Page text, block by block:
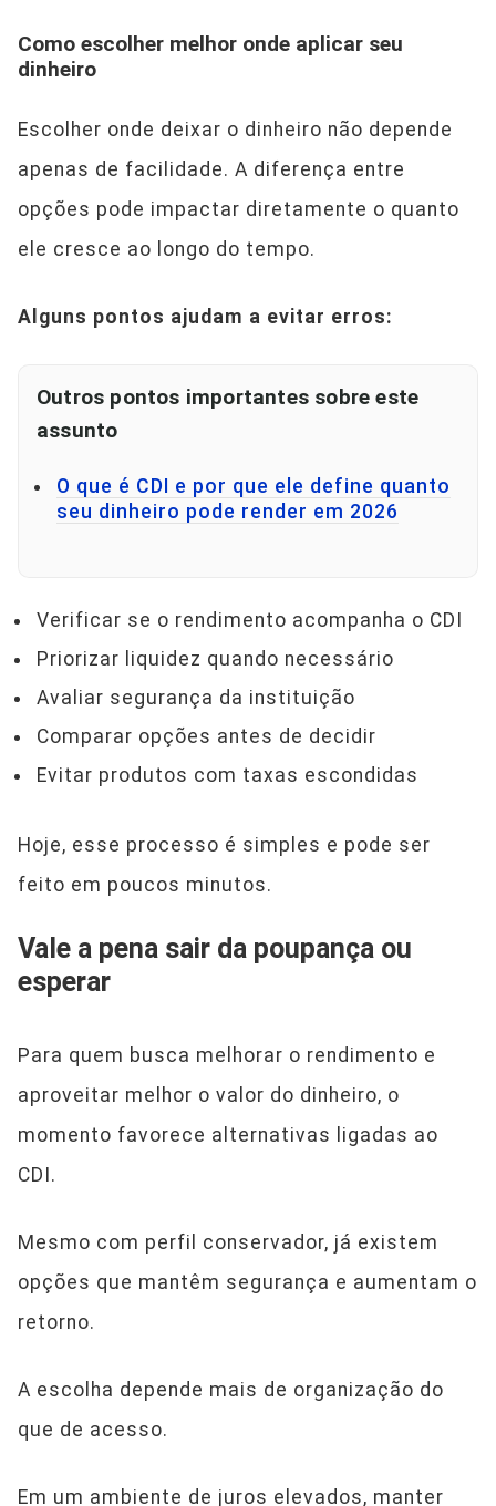
Como escolher melhor onde aplicar seu
dinheiro
Escolher onde deixar o dinheiro não depende
apenas de facilidade. A diferença entre
opções pode impactar diretamente o quanto
ele cresce ao longo do tempo.
Alguns pontos ajudam a evitar erros:
Outros pontos importantes sobre este
assunto
O que é CDI e por que ele define quanto
seu dinheiro pode render em 2026
Verificar se o rendimento acompanha o CDI
Priorizar liquidez quando necessário
Avaliar segurança da instituição
Comparar opções antes de decidir
Evitar produtos com taxas escondidas
Hoje, esse processo é simples e pode ser
feito em poucos minutos.
Vale a pena sair da poupança ou
esperar
Para quem busca melhorar o rendimento e
aproveitar melhor o valor do dinheiro, o
momento favorece alternativas ligadas ao
CDI.
Mesmo com perfil conservador, já existem
opções que mantêm segurança e aumentam o
retorno.
A escolha depende mais de organização do
que de acesso.
Em um ambiente de juros elevados, manter